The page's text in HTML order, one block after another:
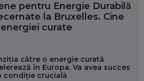
pentru Energie Durabilă
la Bruxelles. Cine
curate
către o energie curată
în Europa. Va avea succes
condiție crucială